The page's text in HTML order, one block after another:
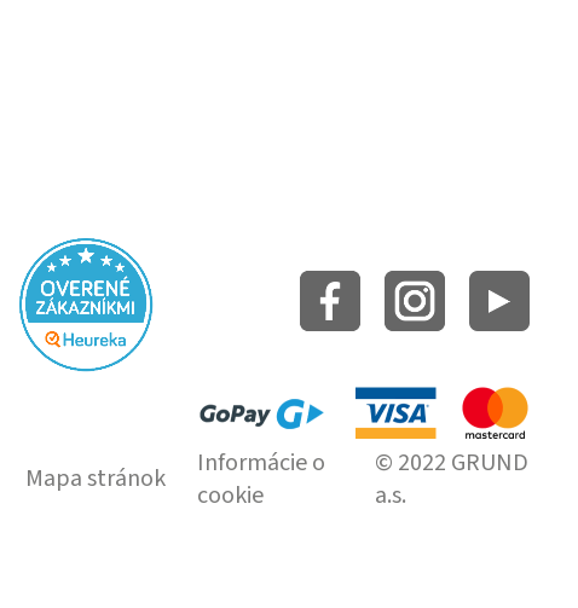
Mapa stránok
Informácie o
cookie
© 2022 GRUND
a.s.